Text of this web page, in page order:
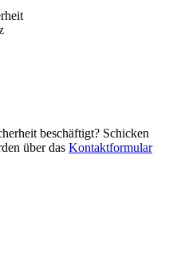
beschäftigt? Schicken
über das Kontaktformular